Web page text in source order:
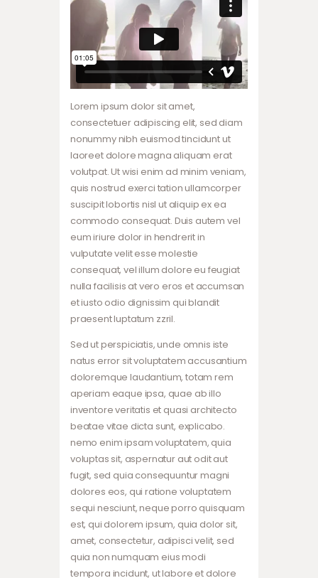
Lorem ipsum dolor sit amet,
consectetuer adipiscing elit, sed diam
nonummy nibh euismod tincidunt ut
laoreet dolore magna aliquam erat
volutpat. Ut wisi enim ad minim veniam,
quis nostrud exerci tation ullamcorper
suscipit lobortis nisl ut aliquip ex ea
commodo consequat. Duis autem vel
eum iriure dolor in hendrerit in
vulputate velit esse molestie
consequat, vel illum dolore eu feugiat
nulla facilisis at vero eros et accumsan
et iusto odio dignissim qui blandit
praesent luptatum zzril.
Sed ut perspiciatis, unde omnis iste
natus error sit voluptatem accusantium
doloremque laudantium, totam rem
aperiam eaque ipsa, quae ab illo
inventore veritatis et quasi architecto
beatae vitae dicta sunt, explicabo.
nemo enim ipsam voluptatem, quia
voluptas sit, aspernatur aut odit aut
fugit, sed quia consequuntur magni
dolores eos, qui ratione voluptatem
sequi nesciunt, neque porro quisquam
est, qui dolorem ipsum, quia dolor sit,
amet, consectetur, adipisci velit, sed
quia non numquam eius modi
tempora incidunt, ut labore et dolore